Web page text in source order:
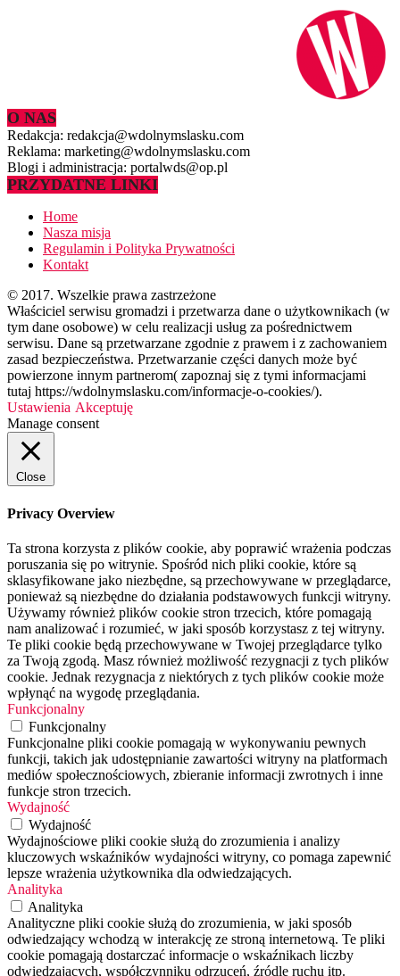
O NAS
Redakcja: redakcja@wdolnymslasku.com
Reklama: marketing@wdolnymslasku.com
Blogi i administracja: portalwds@op.pl
PRZYDATNE LINKI
Home
Nasza misja
Regulamin i Polityka Prywatności
Kontakt
© 2017. Wszelkie prawa zastrzeżone
Właściciel serwisu gromadzi i przetwarza dane o użytkownikach (w
tym dane osobowe) w celu realizacji usług za pośrednictwem
serwisu. Dane są przetwarzane zgodnie z prawem i z zachowaniem
zasad bezpieczeństwa. Przetwarzanie części danych może być
powierzone innym partnerom( zapoznaj się z tymi informacjami
tutaj https://wdolnymslasku.com/informacje-o-cookies/).
Ustawienia Akceptuję
Manage consent
Close
Privacy Overview
Ta strona korzysta z plików cookie, aby poprawić wrażenia podczas
poruszania się po witrynie. Spośród nich pliki cookie, które są
sklasyfikowane jako niezbędne, są przechowywane w przeglądarce,
ponieważ są niezbędne do działania podstawowych funkcji witryny.
Używamy również plików cookie stron trzecich, które pomagają
nam analizować i rozumieć, w jaki sposób korzystasz z tej witryny.
Te pliki cookie będą przechowywane w Twojej przeglądarce tylko
za Twoją zgodą. Masz również możliwość rezygnacji z tych plików
cookie. Jednak rezygnacja z niektórych z tych plików cookie może
wpłynąć na wygodę przeglądania.
Funkcjonalny
Funkcjonalny
Funkcjonalne pliki cookie pomagają w wykonywaniu pewnych
funkcji, takich jak udostępnianie zawartości witryny na platformach
mediów społecznościowych, zbieranie informacji zwrotnych i inne
funkcje stron trzecich.
Wydajność
Wydajność
Wydajnościowe pliki cookie służą do zrozumienia i analizy
kluczowych wskaźników wydajności witryny, co pomaga zapewnić
lepsze wrażenia użytkownika dla odwiedzających.
Analityka
Analityka
Analityczne pliki cookie służą do zrozumienia, w jaki sposób
odwiedzający wchodzą w interakcję ze stroną internetową. Te pliki
cookie pomagają dostarczać informacje o wskaźnikach liczby
odwiedzających, współczynniku odrzuceń, źródle ruchu itp.